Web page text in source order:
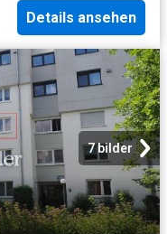
Details ansehen
7 bilder